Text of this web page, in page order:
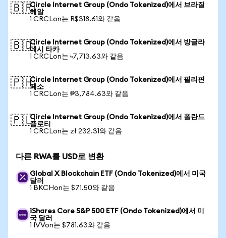
🇧🇷Circle Internet Group (Ondo Tokenized)에서 브라질
헤알
1 CRCLon는 R$318.61와 같음
🇧🇩Circle Internet Group (Ondo Tokenized)에서 방글라
데시 타카
1 CRCLon는 ৳7,713.63와 같음
🇵🇭Circle Internet Group (Ondo Tokenized)에서 필리핀
페소
1 CRCLon는 ₱3,784.63와 같음
🇵🇱Circle Internet Group (Ondo Tokenized)에서 폴란드
즐로티
1 CRCLon는 zł 232.31와 같음
다른 RWA를 USD로 변환
Global X Blockchain ETF (Ondo Tokenized)에서 미국
달러
1 BKCHon는 $71.50와 같음
iShares Core S&P 500 ETF (Ondo Tokenized)에서 미
국 달러
1 IVVon는 $781.63와 같음